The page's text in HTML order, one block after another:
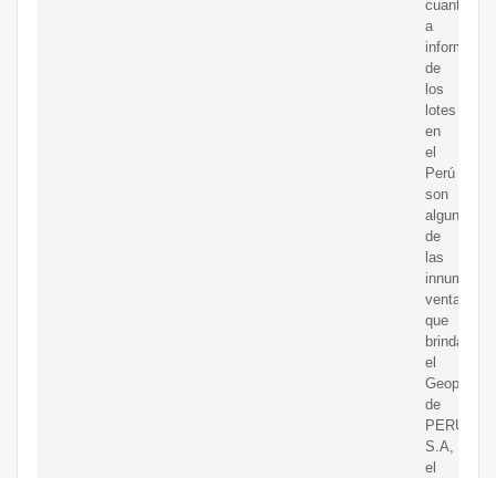
cuanto
a
de
los
lotes
en
el
Perú
son
algunas
de
las
ventajas
que
brinda
el
Geoportal
de
S.A,
el